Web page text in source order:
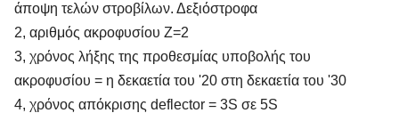
άποψη τελών στροβίλων. Δεξιόστροφα
2, αριθμός ακροφυσίου Z=2
3, χρόνος λήξης της προθεσμίας υποβολής του
ακροφυσίου = η δεκαετία του '20 στη δεκαετία του '30
4, χρόνος απόκρισης deflector = 3S σε 5S